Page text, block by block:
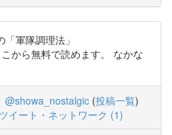
軍隊調理法」
から無料で読めます。 なかな
@showa_nostalgic (投稿一覧)
イート・ネットワーク (1)